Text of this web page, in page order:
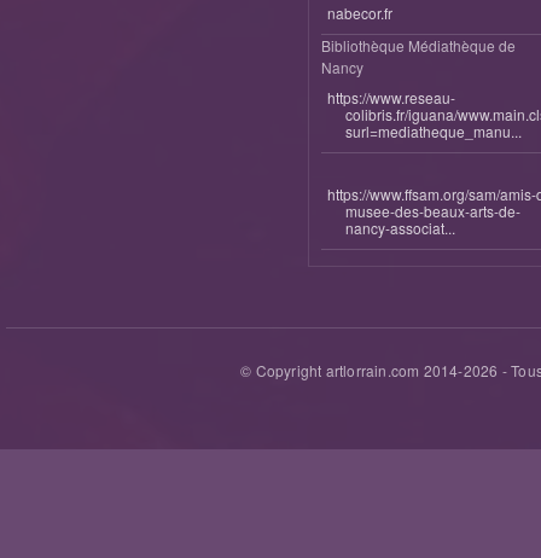
nabecor.fr
Bibliothèque Médiathèque de
Nancy
https://www.reseau-
colibris.fr/iguana/
surl=mediatheque_manu...
https://www.ffsam.org/sam/amis-
musee-des-beaux-arts-de-
nancy-associat...
© Copyright artlorrain.com 2014-2026 -